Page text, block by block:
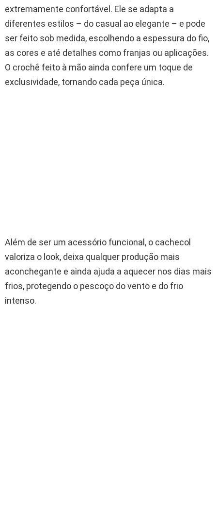
extremamente confortável. Ele se adapta a
diferentes estilos – do casual ao elegante – e pode
ser feito sob medida, escolhendo a espessura do fio,
as cores e até detalhes como franjas ou aplicações.
O crochê feito à mão ainda confere um toque de
exclusividade, tornando cada peça única.
Além de ser um acessório funcional, o cachecol
valoriza o look, deixa qualquer produção mais
aconchegante e ainda ajuda a aquecer nos dias mais
frios, protegendo o pescoço do vento e do frio
intenso.